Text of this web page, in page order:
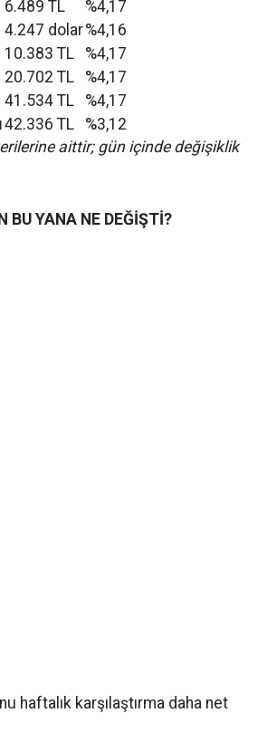
6.489 TL
%4,17
4.247 dolar%4,16
10.383 TL
%4,17
20.702 TL
%4,17
41.534 TL
%4,17
42.336 TL
%3,12
aittir; gün içinde değişiklik
BU YANA NE DEĞİŞTİ?
haftalık karşılaştırma daha net